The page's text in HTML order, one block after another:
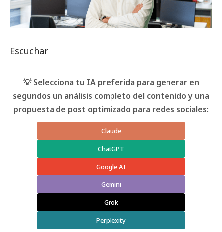
Escuchar
💡 Selecciona tu IA preferida para generar en
segundos un análisis completo del contenido y una
propuesta de post optimizado para redes sociales:
Claude
ChatGPT
Google AI
Gemini
Grok
Perplexity